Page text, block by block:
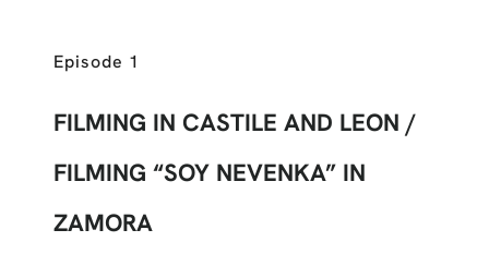
Episode 1
FILMING IN CASTILE AND LEON /
FILMING “SOY NEVENKA” IN
ZAMORA